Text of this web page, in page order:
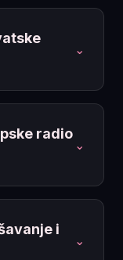
⌄
radio
⌄
i
⌄